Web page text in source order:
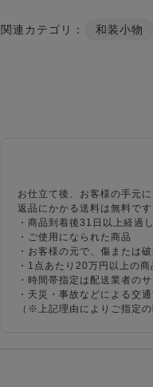
関連カテゴリ： 和装小物
お仕立て後、お客様の手元
返品にかかる送料は無料で
・商品到着後31日以上経過
・ご使用になられた商品
・お客様の元で、傷または
・1点あたり20万円以上の
・時間帯指定は配送業者の
・天災・事故などによる交
（※上記理由によりご指定